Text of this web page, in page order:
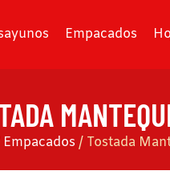
Empacados
Empacados / Tostada